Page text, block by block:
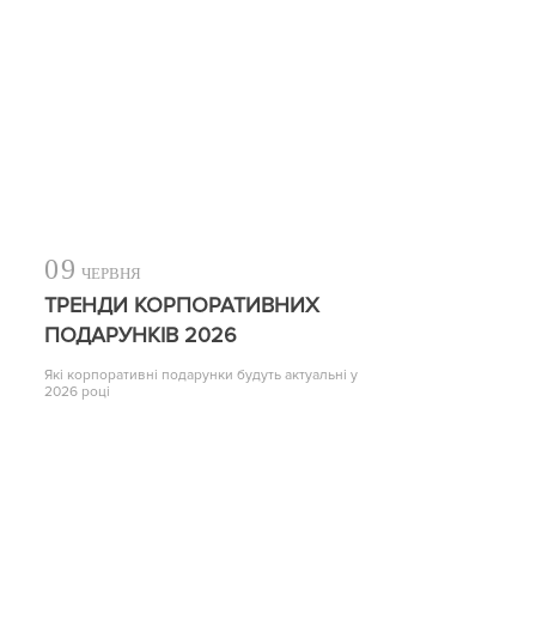
09 ЧЕРВНЯ
ТРЕНДИ КОРПОРАТИВНИХ
ПОДАРУНКІВ 2026
Які корпоративні подарунки будуть актуальні у
2026 році